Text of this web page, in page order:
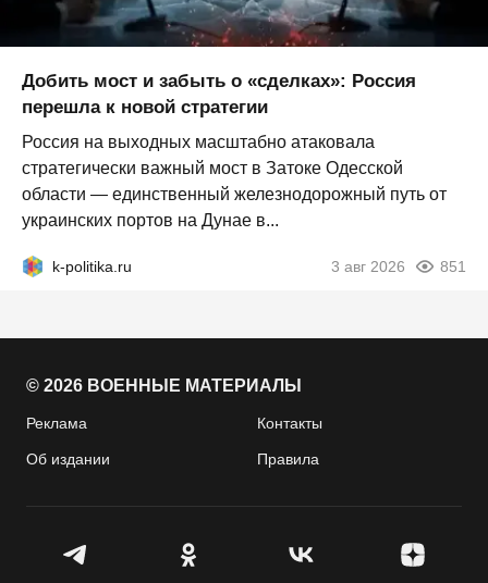
Добить мост и забыть о «сделках»: Россия
перешла к новой стратегии
Россия на выходных масштабно атаковала
стратегически важный мост в Затоке Одесской
области — единственный железнодорожный путь от
украинских портов на Дунае в...
k-politika.ru 3 авг 2026 851
© 2026 ВОЕННЫЕ МАТЕРИАЛЫ
Реклама Контакты
Об издании Правила